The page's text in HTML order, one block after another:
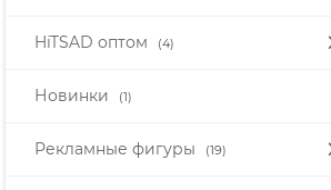
HiTSAD оптом (4)
Новинки (1)
Рекламные фигуры (19)